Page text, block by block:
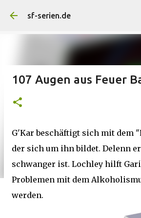
Direkt zum
sf-serien.de
107 Augen aus Feuer
G'Kar beschäftigt sich mit dem
der sich um ihn bildet. Delenn
schwanger ist. Lochley hilft
Problemen mit dem
werden.